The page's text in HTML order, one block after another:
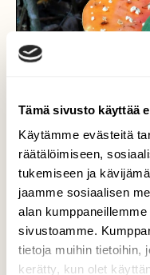
Tämä sivusto käyttää
Käytämme evästeitä
räätälöimiseen,
tukemiseen ja
jaamme sosiaalisen
alan
sivustoamme.
tietoja muihin tietoihin,
kerätty, kun olet